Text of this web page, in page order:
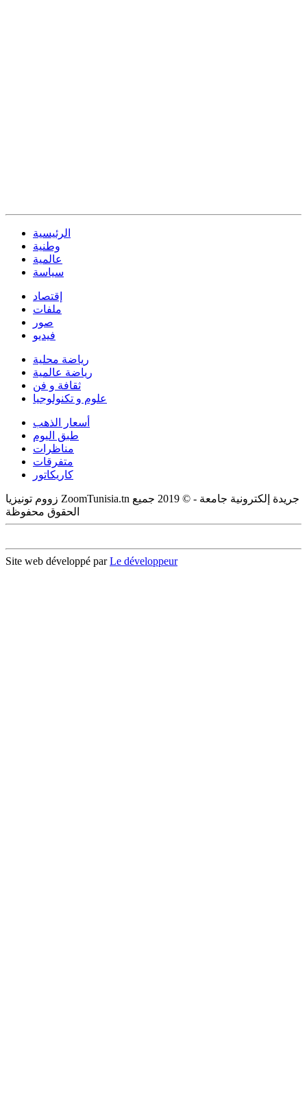
الرئيسية
وطنية
عالمية
سياسة
إقتصاد
ملفات
صور
فيديو
رياضة محلية
رياضة عالمية
ثقافة و فن
علوم و تكنولوجيا
أسعار الذهب
طبق اليوم
مناظرات
متفرقات
كاريكاتور
زووم تونيزيا ZoomTunisia.tn جريدة إلكترونية جامعة - © 2019 جميع
الحقوق محفوظة
Site web développé parLe développeur